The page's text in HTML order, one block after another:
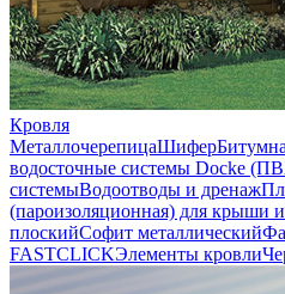
Кровля
МеталлочерепицаШифер
водосточные системы Docke
системыВодоотводы и дренаж
(пароизоляционная) для крыши
плоскийСофит металлический
FASTCLICKЭлементы кровли